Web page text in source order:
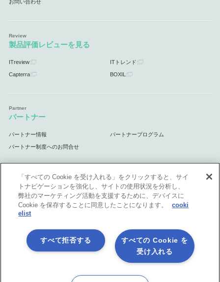
お問い合わせ
製品評価レビューを見る
ITreview ITトレンド
Capterra BOXIL
パートナー
パートナー情報 パートナープログラム
パートナー制度へのお問合せ
サポート
サポート情報
各社商標について
会社情報
「すべての Cookie を受け入れる」をクリックすると、サイ
トナビゲーションを強化し、サイトの使用状況を分析し、
弊社のマーケティング活動を支援するために、デバイスに
Cookie を保存することに同意したことになります。
cooki
elist
すべての Cookie を
受け入れる
すべて拒否する